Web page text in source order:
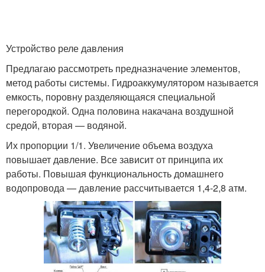
Устройство реле давления
Предлагаю рассмотреть предназначение элементов,
метод работы системы. Гидроаккумулятором называется
емкость, поровну разделяющаяся специальной
перегородкой. Одна половина накачана воздушной
средой, вторая — водяной.
Их пропорции 1/1. Увеличение объема воздуха
повышает давление. Все зависит от принципа их
работы. Повышая функциональность домашнего
водопровода — давление рассчитывается 1,4-2,8 атм.